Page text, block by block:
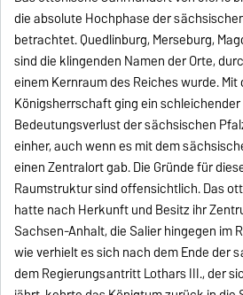
die absolute Hochphase der
betrachtet. Quedlinburg, Merseburg,
sind die klingenden Namen der Orte,
einem Kernraum des Reiches wurde.
Königsherrschaft ging ein
Bedeutungsverlust der sächsischen
einher, auch wenn es mit dem
einen Zentralort gab. Die Gründe für
Raumstruktur sind offensichtlich. Das
hatte nach Herkunft und Besitz ihr
Sachsen-Anhalt, die Salier hingegen im
wie verhielt es sich nach dem Ende der
dem Regierungsantritt Lothars III., der